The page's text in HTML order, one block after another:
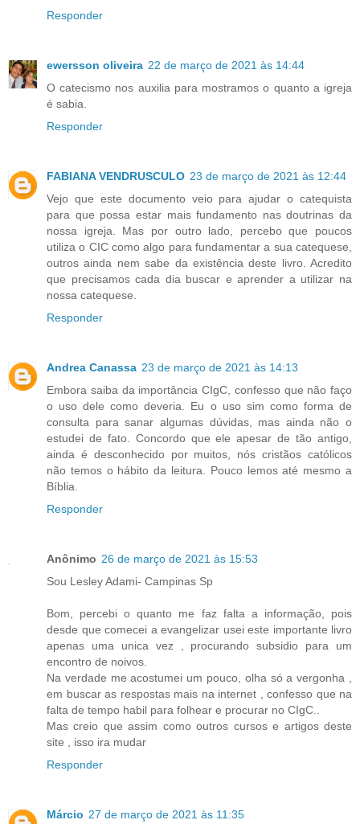
Responder
ewersson oliveira 22 de março de 2021 às 14:44
O catecismo nos auxilia para mostramos o quanto a igreja
é sabia.
Responder
FABIANA VENDRUSCULO 23 de março de 2021 às 12:44
Vejo que este documento veio para ajudar o catequista
para que possa estar mais fundamento nas doutrinas da
nossa igreja. Mas por outro lado, percebo que poucos
utiliza o CIC como algo para fundamentar a sua catequese,
outros ainda nem sabe da existência deste livro. Acredito
que precisamos cada dia buscar e aprender a utilizar na
nossa catequese.
Responder
Andrea Canassa 23 de março de 2021 às 14:13
Embora saiba da importância CIgC, confesso que não faço
o uso dele como deveria. Eu o uso sim como forma de
consulta para sanar algumas dúvidas, mas ainda não o
estudei de fato. Concordo que ele apesar de tão antigo,
ainda é desconhecido por muitos, nós cristãos católicos
não temos o hábito da leitura. Pouco lemos até mesmo a
Bíblia.
Responder
Anônimo 26 de março de 2021 às 15:53
Sou Lesley Adami- Campinas Sp
Bom, percebi o quanto me faz falta a informação, pois
desde que comecei a evangelizar usei este importante livro
apenas uma unica vez , procurando subsidio para um
encontro de noivos.
Na verdade me acostumei um pouco, olha só a vergonha ,
em buscar as respostas mais na internet , confesso que na
falta de tempo habil para folhear e procurar no CIgC..
Mas creio que assim como outros cursos e artigos deste
site , isso ira mudar
Responder
Márcio 27 de março de 2021 às 11:35